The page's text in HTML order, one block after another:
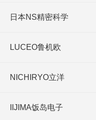
日本NS精密科学
LUCEO鲁机欧
NICHIRYO立洋
IIJIMA饭岛电子